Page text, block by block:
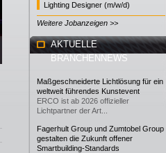
Lighting Designer (m/w/d)
Weitere Jobanzeigen >>
AKTUELLE
BRANCHENNEWS
Maßgeschneiderte Lichtlösung für ein
weltweit führendes Kunstevent
ERCO ist ab 2026 offizieller
Lichtpartner der Art...
Fagerhult Group und Zumtobel Group
gestalten die Zukunft offener
Smartbuilding-Standards